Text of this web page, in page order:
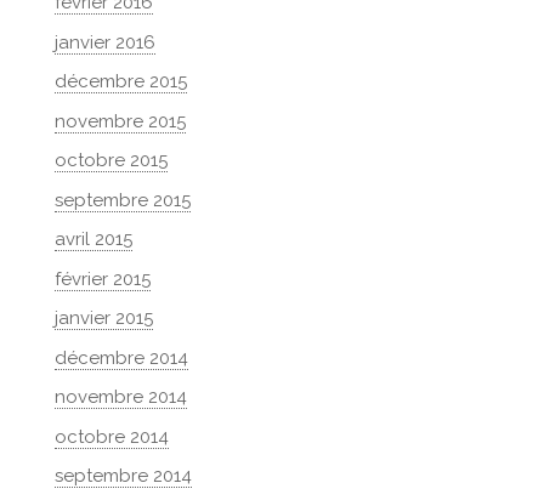
janvier 2016
décembre 2015
novembre 2015
octobre 2015
septembre 2015
avril 2015
février 2015
janvier 2015
décembre 2014
novembre 2014
octobre 2014
septembre 2014